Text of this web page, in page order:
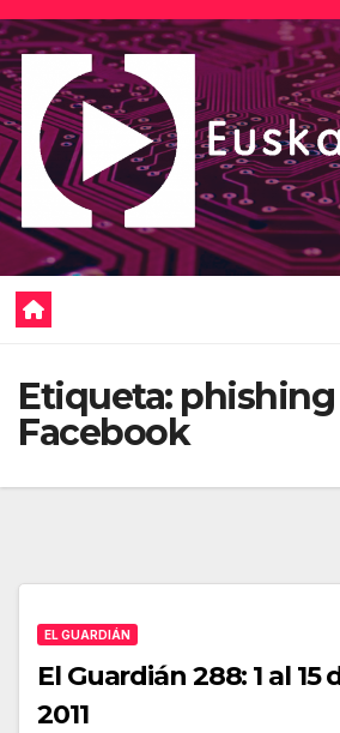
Saltar
al
contenido
Etiqueta: phishing
Facebook
EL GUARDIÁN
El Guardián 288: 1 al 15
2011